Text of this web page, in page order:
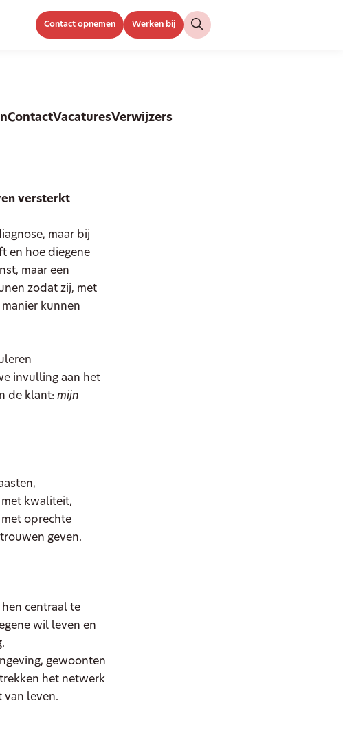
Contact opnemen Werken bij
ContactVacaturesVerwijzers
versterkt
maar bij
en hoe diegene
maar een
zodat zij, met
kunnen
invulling aan het
de klant: mijn
kwaliteit,
oprechte
geven.
centraal te
wil leven en
gewoonten
het netwerk
van leven.